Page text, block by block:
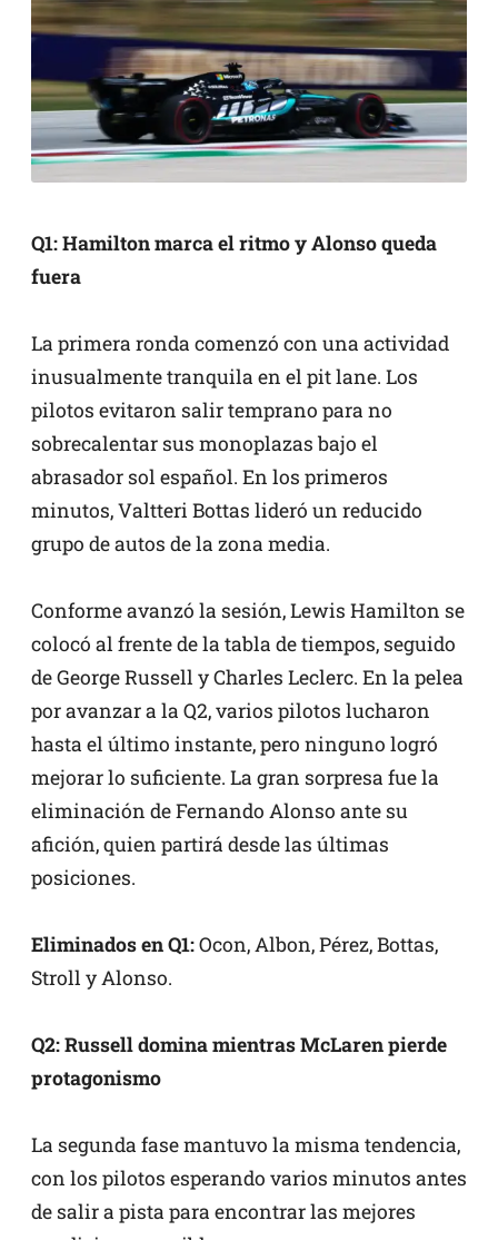
Q1: Hamilton marca el ritmo y Alonso queda
fuera
La primera ronda comenzó con una actividad
inusualmente tranquila en el pit lane. Los
pilotos evitaron salir temprano para no
sobrecalentar sus monoplazas bajo el
abrasador sol español. En los primeros
minutos, Valtteri Bottas lideró un reducido
grupo de autos de la zona media.
Conforme avanzó la sesión, Lewis Hamilton se
colocó al frente de la tabla de tiempos, seguido
de George Russell y Charles Leclerc. En la pelea
por avanzar a la Q2, varios pilotos lucharon
hasta el último instante, pero ninguno logró
mejorar lo suficiente. La gran sorpresa fue la
eliminación de Fernando Alonso ante su
afición, quien partirá desde las últimas
posiciones.
Eliminados en Q1:Ocon, Albon, Pérez, Bottas,
Stroll y Alonso.
Q2: Russell domina mientras McLaren pierde
protagonismo
La segunda fase mantuvo la misma tendencia,
con los pilotos esperando varios minutos antes
de salir a pista para encontrar las mejores